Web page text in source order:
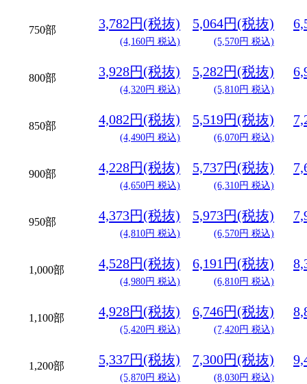
750部 3,782円(税抜)
(4,160円 税込)
5,064円(税抜)
(5,570円 税込)
800部 3,928円(税抜)
(4,320円 税込)
5,282円(税抜)
(5,810円 税込)
850部 4,082円(税抜)
(4,490円 税込)
5,519円(税抜)
(6,070円 税込)
900部 4,228円(税抜)
(4,650円 税込)
5,737円(税抜)
(6,310円 税込)
950部 4,373円(税抜)
(4,810円 税込)
5,973円(税抜)
(6,570円 税込)
1,000部 4,528円(税抜)
(4,980円 税込)
6,191円(税抜)
(6,810円 税込)
1,100部 4,928円(税抜)
(5,420円 税込)
6,746円(税抜)
(7,420円 税込)
1,200部 5,337円(税抜)
(5,870円 税込)
7,300円(税抜)
(8,030円 税込)